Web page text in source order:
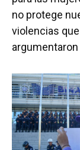
no protege
violencias